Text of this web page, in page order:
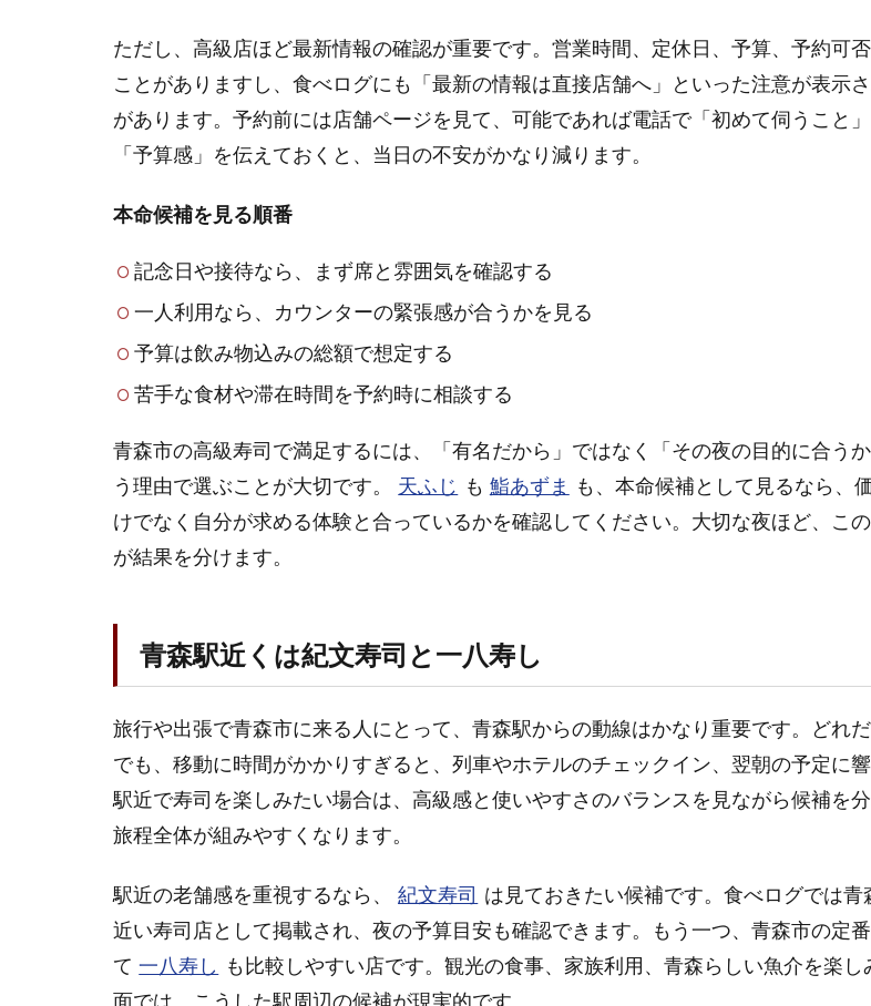
くは
紀文
寿司
と一
し
1.3
や会
食は
席と
予算
ぶ
1.4
大間
マグ
ロだ
ない
前に
総額
を確
認す
る
青
森
ただし、高級店ほど最新情報の確認が重要です。営業時間、定休日、予算、予約可
ことがありますし、食べログにも「最新の情報は直接店舗へ」といった注意が表示
があります。予約前には店舗ページを見て、可能であれば電話で「初めて伺うこと」
「予算感」を伝えておくと、当日の不安がかなり減ります。
本命候補を見る順番
記念日や接待なら、まず席と雰囲気を確認する
一人利用なら、カウンターの緊張感が合うかを見る
予算は飲み物込みの総額で想定する
苦手な食材や滞在時間を予約時に相談する
青森市の高級寿司で満足するには、「有名だから」ではなく「その夜の目的に合う
う理由で選ぶことが大切です。
天ふじ も 鮨あずま も、本命候補として見るなら、
けでなく自分が求める体験と合っているかを確認してください。大切な夜ほど、こ
が結果を分けます。
青森駅近くは紀文寿司と一八寿し
旅行や出張で青森市に来る人にとって、青森駅からの動線はかなり重要です。どれ
でも、移動に時間がかかりすぎると、列車やホテルのチェックイン、翌朝の予定に響
駅近で寿司を楽しみたい場合は、高級感と使いやすさのバランスを見ながら候補を分
旅程全体が組みやすくなります。
駅近の老舗感を重視するなら、 紀文寿司 は見ておきたい候補です。食べログでは青
近い寿司店として掲載され、夜の予算目安も確認できます。もう一つ、青森市の定
て 一八寿し も比較しやすい店です。観光の食事、家族利用、青森らしい魚介を楽し
面では、こうした駅周辺の候補が現実的です。